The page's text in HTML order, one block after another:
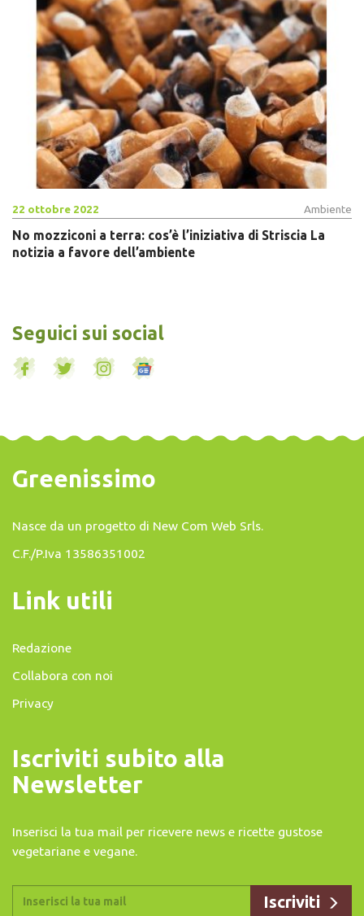
22 ottobre 2022 Ambiente
No mozziconi a terra: cos’è l’iniziativa di Striscia La
notizia a favore dell’ambiente
Seguici sui social
Greenissimo
Nasce da un progetto di New Com Web Srls.
C.F./P.Iva 13586351002
Link utili
Redazione
Collabora con noi
Privacy
Iscriviti subito alla
Newsletter
Inserisci la tua mail per ricevere news e ricette gustose
vegetariane e vegane.